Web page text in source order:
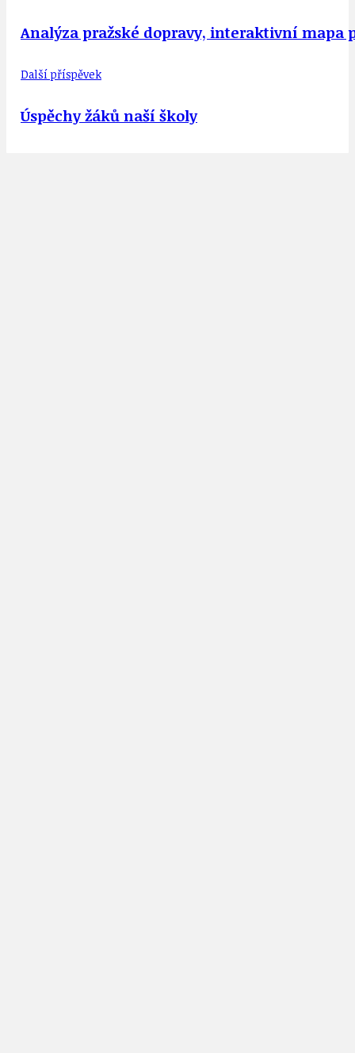
Analýza pražské dopravy, interaktivní mapa
Další příspěvek
Úspěchy žáků naší školy